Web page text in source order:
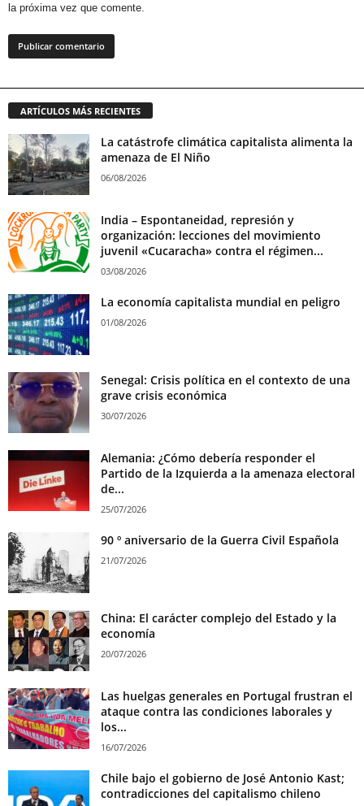
la próxima vez que comente.
ARTÍCULOS MÁS RECIENTES
La catástrofe climática capitalista alimenta la
amenaza de El Niño
06/08/2026
India – Espontaneidad, represión y
organización: lecciones del movimiento
juvenil «Cucaracha» contra el régimen...
03/08/2026
La economía capitalista mundial en peligro
01/08/2026
Senegal: Crisis política en el contexto de una
grave crisis económica
30/07/2026
Alemania: ¿Cómo debería responder el
Partido de la Izquierda a la amenaza electoral
de...
25/07/2026
90 º aniversario de la Guerra Civil Española
21/07/2026
China: El carácter complejo del Estado y la
economía
20/07/2026
Las huelgas generales en Portugal frustran el
ataque contra las condiciones laborales y
los...
16/07/2026
Chile bajo el gobierno de José Antonio Kast;
contradicciones del capitalismo chileno